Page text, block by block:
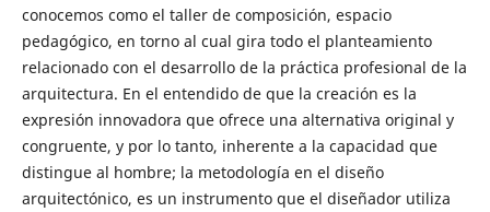
conocemos como el taller de composición, espacio
pedagógico, en torno al cual gira todo el planteamiento
relacionado con el desarrollo de la práctica profesional de la
arquitectura. En el entendido de que la creación es la
expresión innovadora que ofrece una alternativa original y
congruente, y por lo tanto, inherente a la capacidad que
distingue al hombre; la metodología en el diseño
arquitectónico, es un instrumento que el diseñador utiliza